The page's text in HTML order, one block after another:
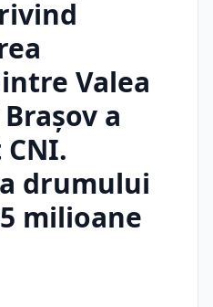
Valea
a
drumului
milioane